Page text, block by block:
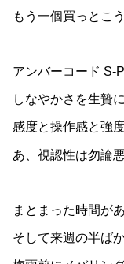
もう一個買っとこ
アンバーコード S-
しなやかさを生贄
感度と操作感と強
あ、視認性は勿論
まとまった時間が
そして来週の半ば